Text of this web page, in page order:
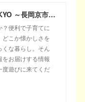
SENSE NAGAOKAKYO ～長岡京市のサブサイト～
便利で子育てに
こか懐かしさを
な暮らし。そん
をお届けする情報
度遊びに来てくだ